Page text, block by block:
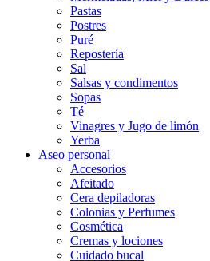
Pastas
Postres
Puré
Repostería
Sal
Salsas y condimentos
Sopas
Té
Vinagres y Jugo de limón
Yerba
Aseo personal
Accesorios
Afeitado
Cera depiladoras
Colonias y Perfumes
Cosmética
Cremas y lociones
Cuidado bucal